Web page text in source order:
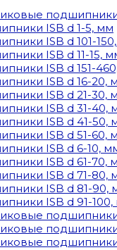
ISB d 1-5, мм
ISB d 101-
ISB d 11-15,
ISB d 151-
ISB d 16-20,
ISB d 21-30,
ISB d 31-40,
ISB d 41-50,
ISB d 51-60,
ISB d 6-10,
ISB d 61-70,
ISB d 71-80,
ISB d 81-90,
ISB d 91-100,
подшипники
подшипники